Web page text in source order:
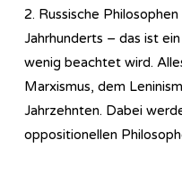
2. Russische
Jahrhunderts – das ist
wenig beachtet wird.
Marxismus, dem
Jahrzehnten. Dabei
oppositionellen